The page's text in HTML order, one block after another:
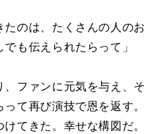
たのは、たくさんの人のお
も伝えられたらって」
ファンに元気を与え、そ
て再び演技で恩を返す。
てきた。幸せな構図だ。